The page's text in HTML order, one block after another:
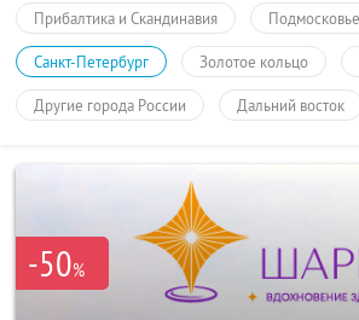
Прибалтика и Скандинавия Подмосковье
Санкт-Петербург Золотое кольцо
Другие города России Дальний восток
-50%